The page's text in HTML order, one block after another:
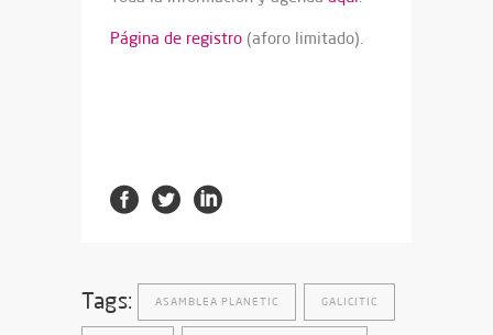
Página de registro (aforo limitado).
Tags: ASAMBLEA PLANETIC GALICITIC